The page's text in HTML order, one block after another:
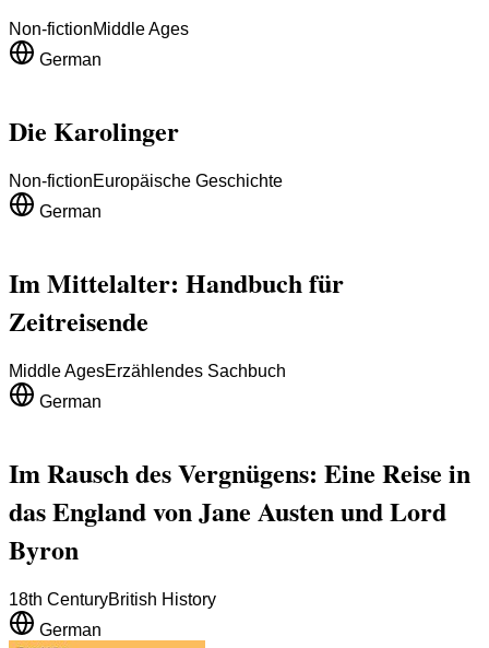
Non-fictionMiddle Ages
German
Die Karolinger
Non-fictionEuropäische Geschichte
German
Im Mittelalter: Handbuch für
Zeitreisende
Middle AgesErzählendes Sachbuch
German
Im Rausch des Vergnügens: Eine Reise in
das England von Jane Austen und Lord
Byron
18th CenturyBritish History
German